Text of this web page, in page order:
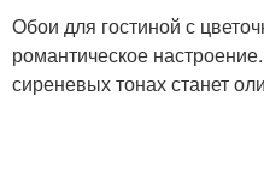
Обои для гостиной с
романтическое
сиреневых тонах станет